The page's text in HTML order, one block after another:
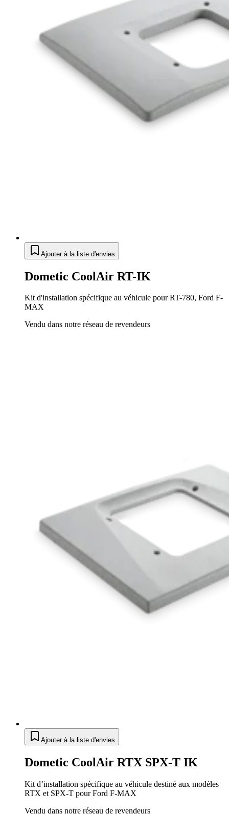
Ajouter à la liste d'envies
Dometic CoolAir RT-IK
Kit d'installation spécifique au véhicule pour RT-780, Ford F-
MAX
Vendu dans notre réseau de revendeurs
Ajouter à la liste d'envies
Dometic CoolAir RTX SPX-T IK
Kit d’installation spécifique au véhicule destiné aux modèles
RTX et SPX-T pour Ford F-MAX
Vendu dans notre réseau de revendeurs